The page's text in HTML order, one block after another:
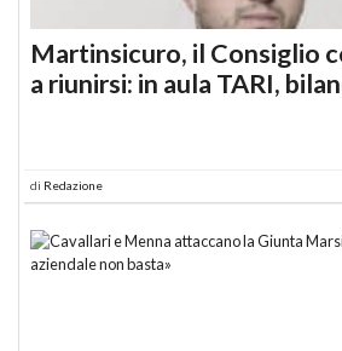
Martinsicuro, il Consiglio
a riunirsi: in aula TARI,
di Redazione